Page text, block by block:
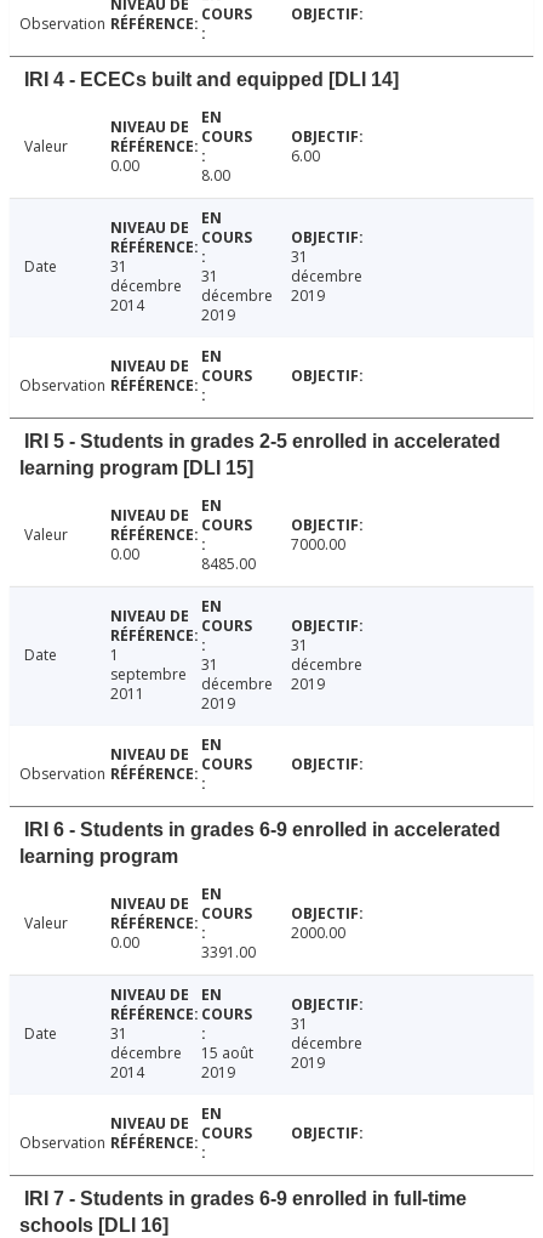
Observation
IRI 4 - ECECs built and equipped [DLI 14]
Valeur
0.00
8.00
6.00
Date
31
décembre
2014
31
décembre
2019
31
décembre
2019
Observation
IRI 5 - Students in grades 2-5 enrolled in accelerated
learning program [DLI 15]
Valeur
0.00
8485.00
7000.00
Date
1
septembre
2011
31
décembre
2019
31
décembre
2019
Observation
IRI 6 - Students in grades 6-9 enrolled in accelerated
learning program
Valeur
0.00
3391.00
2000.00
Date
31
décembre
2014
15 août
2019
31
décembre
2019
Observation
IRI 7 - Students in grades 6-9 enrolled in full-time
schools [DLI 16]